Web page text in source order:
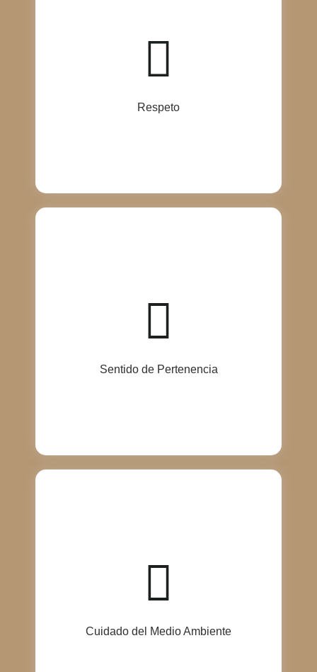
Respeto
activamente sus necesidades, ofrecer soluciones
Valoramos la confianza que nuestros clientes
mantener relaciones basadas en el respeto mutuo y
la satisfacción del cliente.
Sentido de Pertenencia
Reconocemos y celebramos los logros individuales y
sentido de pertenencia, inspiramos a nuestro equipo
impulsando así el crecimiento y el éxito de nuestra
Cuidado del Medio Ambiente
Implementamos medidas para minimizar el
producción de empaques. Valoramos la importancia
generaciones futuras y trabajamos activamente para